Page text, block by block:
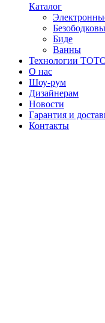
Каталог
Биде
Ванны
Технологии
О нас
Шоу-рум
Дизайнерам
Новости
Гарантия и
Контакты